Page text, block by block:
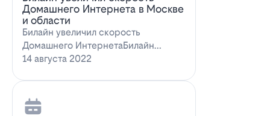
Домашнего Интернета в Москве
и области
Билайн увеличил скорость
Домашнего ИнтернетаБилайн
увеличил скорость Домашнего
14 августа 2022